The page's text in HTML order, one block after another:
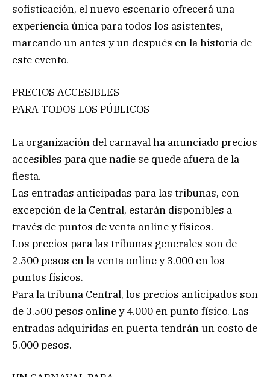
sofisticación, el nuevo escenario ofrecerá una
experiencia única para todos los asistentes,
marcando un antes y un después en la historia de
este evento.
PRECIOS ACCESIBLES
PARA TODOS LOS PÚBLICOS
La organización del carnaval ha anunciado precios
accesibles para que nadie se quede afuera de la
fiesta.
Las entradas anticipadas para las tribunas, con
excepción de la Central, estarán disponibles a
través de puntos de venta online y físicos.
Los precios para las tribunas generales son de
2.500 pesos en la venta online y 3.000 en los
puntos físicos.
Para la tribuna Central, los precios anticipados son
de 3.500 pesos online y 4.000 en punto físico. Las
entradas adquiridas en puerta tendrán un costo de
5.000 pesos.